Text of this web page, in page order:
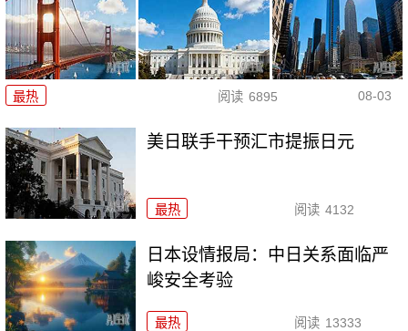
最热 阅读 6895 08-03
美日联手干预汇市提振日元
最热 阅读 4132
日本设情报局：中日关系面临严
峻安全考验
最热 阅读 13333